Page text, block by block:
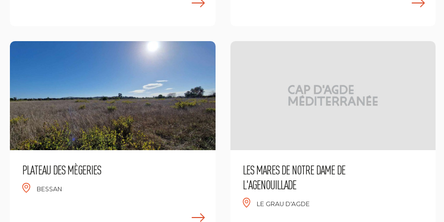
PLATEAU DES MÈGERIES
BESSAN
LES MARES DE NOTRE DAME DE
L'AGENOUILLADE
LE GRAU D'AGDE